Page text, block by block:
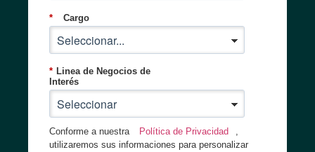
* Cargo
* Linea de Negocios de
Interés
Conforme a nuestra Política de Privacidad
,
utilizaremos sus informaciones para personalizar